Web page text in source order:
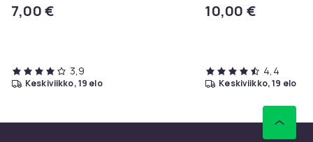
7,00 €
3,9
keskiviikko, 19 elo
10,00 €
4,4
keskiviikko, 19 elo